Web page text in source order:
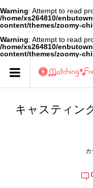
Warning: Attempt to read
/home/xs264810/
content/themes/zoomy-
Warning: Attempt to read
/home/xs264810/
content/themes/zoomy-
キャスティン
カ